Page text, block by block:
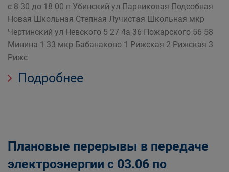
с 8 30 до 18 00 п Убинский ул Парниковая Подсобная
Новая Школьная Степная Лучистая Школьная мкр
Чертинский ул Невского 5 27 4а 36 Пожарского 56 58
Минина 1 33 мкр Бабанаково 1 Рижская 2 Рижская 3
Рижс
Подробнее
Плановые перерывы в передаче
электроэнергии с 03.06 по